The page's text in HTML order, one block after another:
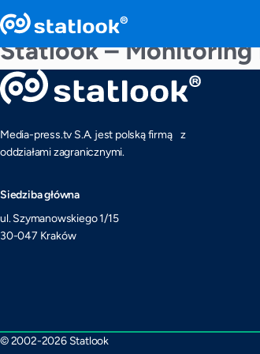
Statlook –
Media-press.tv S.A. jest polską firmą z
oddziałami zagranicznymi.
Siedziba główna
ul. Szymanowskiego 1/15
30-047 Kraków
© 2002-2026 Statlook